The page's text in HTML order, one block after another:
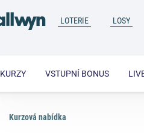
LOTERIE LOSY
KURZY VSTUPNÍ BONUS
Kurzová nabídka